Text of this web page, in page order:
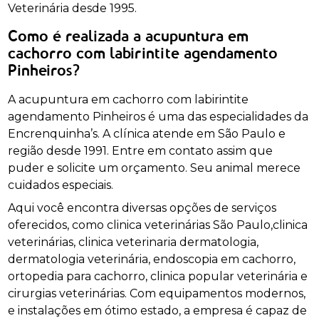
Veterinária desde 1995.
Como é realizada a acupuntura em
cachorro com labirintite agendamento
Pinheiros?
A acupuntura em cachorro com labirintite
agendamento Pinheiros é uma das especialidades da
Encrenquinha’s. A clínica atende em São Paulo e
região desde 1991. Entre em contato assim que
puder e solicite um orçamento. Seu animal merece
cuidados especiais.
Aqui você encontra diversas opções de serviços
oferecidos, como clinica veterinárias São Paulo,clinica
veterinárias, clinica veterinaria dermatologia,
dermatologia veterinária, endoscopia em cachorro,
ortopedia para cachorro, clinica popular veterinária e
cirurgias veterinárias. Com equipamentos modernos,
e instalações em ótimo estado, a empresa é capaz de